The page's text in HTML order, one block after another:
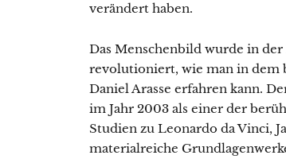
verändert haben.
Das Menschenbild wurde in
revolutioniert, wie man in dem
Daniel Arasse erfahren kann.
im Jahr 2003 als einer der
Studien zu Leonardo da Vinci,
materialreiche